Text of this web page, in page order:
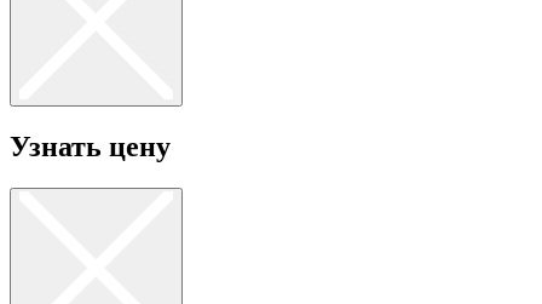
Узнать цену